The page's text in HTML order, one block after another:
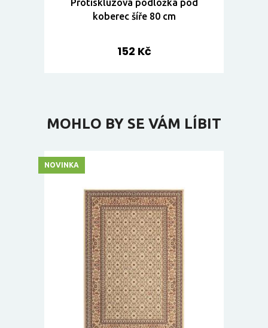
Protiskluzová podložka pod
koberec šíře 80 cm
152 Kč
MOHLO BY SE VÁM LÍBIT
NOVINKA